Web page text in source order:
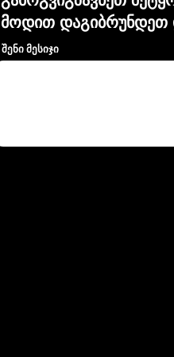
მოდით დაგიბრუნდეთ
შენი მესიჯი